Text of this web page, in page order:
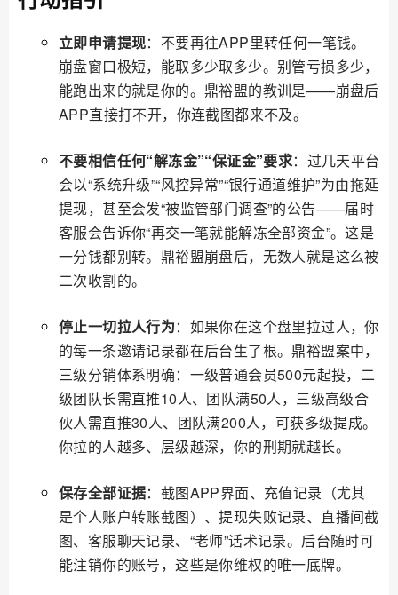
立即申请提现：不要再往APP里转任何一笔钱。
崩盘窗口极短，能取多少取多少。别管亏损多少，
能跑出来的就是你的。鼎裕盟的教训是——崩盘后
APP直接打不开，你连截图都来不及。
不要相信任何“解冻金”“保证金”要求：过几天平台
会以“系统升级”“风控异常”“银行通道维护”为由拖延
提现，甚至会发“被监管部门调查”的公告——届时
客服会告诉你“再交一笔就能解冻全部资金”。这是
一分钱都别转。鼎裕盟崩盘后，无数人就是这么被
二次收割的。
停止一切拉人行为：如果你在这个盘里拉过人，你
的每一条邀请记录都在后台生了根。鼎裕盟案中，
三级分销体系明确：一级普通会员500元起投，二
级团队长需直推10人、团队满50人，三级高级合
伙人需直推30人、团队满200人，可获多级提成。
你拉的人越多、层级越深，你的刑期就越长。
保存全部证据：截图APP界面、充值记录（尤其
是个人账户转账截图）、提现失败记录、直播间截
图、客服聊天记录、“老师”话术记录。后台随时可
能注销你的账号，这些是你维权的唯一底牌。